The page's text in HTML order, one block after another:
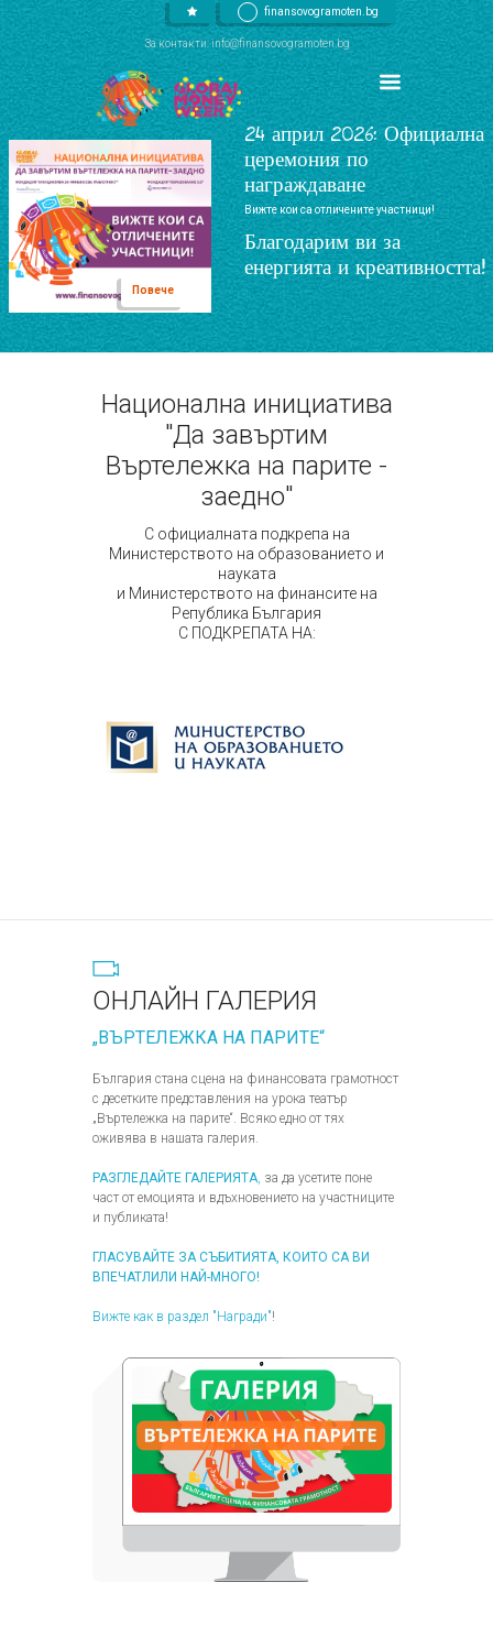
finansovogramoten.bg
За контакти: info@finansovogramoten.bg
24 април 2026: Официална
церемония по
награждаване
Благодарим ви за
енергията и креативността!
Вижте кои са отличените участници!
Повече
Национална инициатива
"Да завъртим
Въртележка на парите -
заедно"
С официалната подкрепа на
Министерството на образованието и
науката
и Министерството на финансите на
Република България
С ПОДКРЕПАТА НА:
ОНЛАЙН ГАЛЕРИЯ
„ВЪРТЕЛЕЖКА НА ПАРИТЕ“
България стана сцена на финансовата грамотност
с десетките представления на урока театър
„Въртележка на парите“. Всяко едно от тях
оживява в нашата галерия.
РАЗГЛЕДАЙТЕ ГАЛЕРИЯТА, за да усетите поне
част от емоцията и вдъхновението на участниците
и публиката!
ГЛАСУВАЙТЕ ЗА СЪБИТИЯТА, КОИТО СА ВИ
ВПЕЧАТЛИЛИ НАЙ-МНОГО!
Вижте как в раздел "Награди"!